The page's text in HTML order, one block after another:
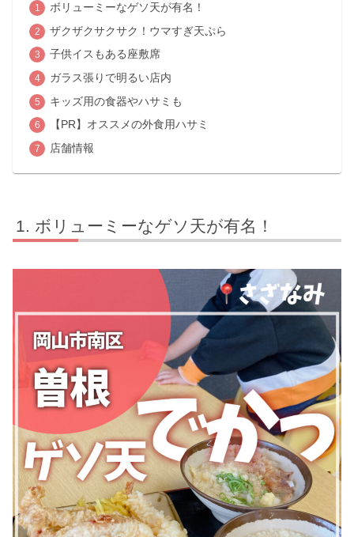
ボリューミーなゲソ天が有名！
ザクザクサクサク！ウマすぎ天ぷら
子供イスもある座敷席
ガラス張りで明るい店内
キッズ用の食器やハサミも
【PR】オススメの外食用ハサミ
店舗情報
ボリューミーなゲソ天が有名！